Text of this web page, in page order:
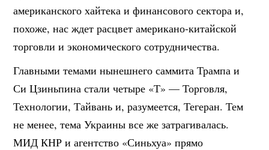
американского хайтека и финансового сектора и,
похоже, нас ждет расцвет американо-китайской
торговли и экономического сотрудничества.
Главными темами нынешнего саммита Трампа и
Си Цзиньпина стали четыре «Т» — Торговля,
Технологии, Тайвань и, разумеется, Тегеран. Тем
не менее, тема Украины все же затрагивалась.
МИД КНР и агентство «Синьхуа» прямо